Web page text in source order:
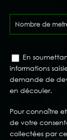
En
informations
demande de
en découler.
Pour connaître
de votre
collectées par